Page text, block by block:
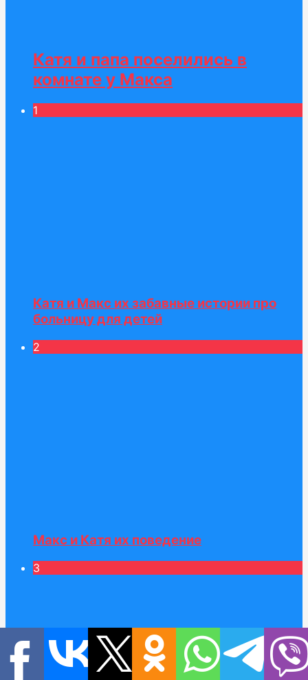
Катя и папа поселились в
комнате у Макса
1
Катя и Макс их забавные истории про
больницу для детей
2
Макс и Катя их поведение
3